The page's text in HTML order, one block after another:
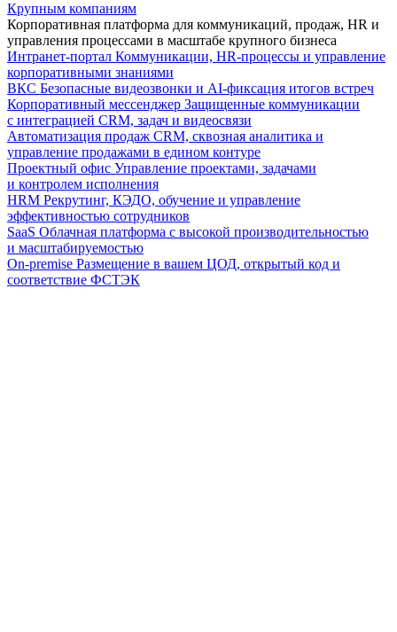
Крупным компаниям
Корпоративная платформа для коммуникаций, продаж, HR и
управления процессами в масштабе крупного бизнеса
Интранет-портал Коммуникации, HR-процессы и управление
корпоративными знаниями
ВКС Безопасные видеозвонки и AI-фиксация итогов встреч
Корпоративный мессенджер Защищенные коммуникации
с интеграцией CRM, задач и видеосвязи
Автоматизация продаж CRM, сквозная аналитика и
управление продажами в едином контуре
Проектный офис Управление проектами, задачами
и контролем исполнения
HRM Рекрутинг, КЭДО, обучение и управление
эффективностью сотрудников
SaaS Облачная платформа с высокой производительностью
и масштабируемостью
On-premise Размещение в вашем ЦОД, открытый код и
соответствие ФСТЭК